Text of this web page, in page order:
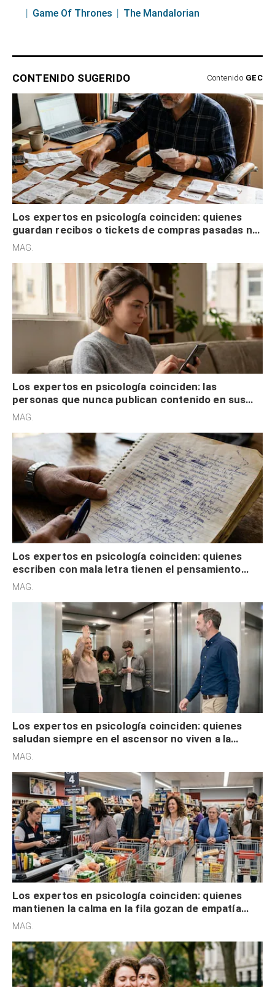
Game Of Thrones
The Mandalorian
CONTENIDO SUGERIDO Contenido GEC
Los expertos en psicología coinciden: quienes
guardan recibos o tickets de compras pasadas no
son acumuladores, sino que tienen necesidad de
MAG.
Los expertos en psicología coinciden: las
personas que nunca publican contenido en sus
redes sociales no pretenden buscar validación
MAG.
Los expertos en psicología coinciden: quienes
escriben con mala letra tienen el pensamiento
acelerado y no lo hacen por desinterés
MAG.
Los expertos en psicología coinciden: quienes
saludan siempre en el ascensor no viven a la
defensiva y tienen apertura social
MAG.
Los expertos en psicología coinciden: quienes
mantienen la calma en la fila gozan de empatía
cognitiva, gratitud y no solo tienen autocontrol
MAG.